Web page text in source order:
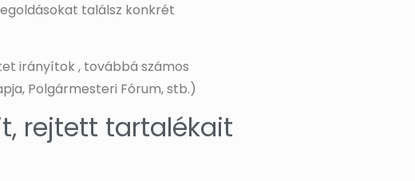
találsz konkrét
irányítok , továbbá számos
Polgármesteri Fórum, stb.)
rejtett tartalékait